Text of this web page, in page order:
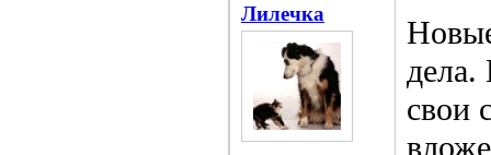
Лилечка
дела.
свои